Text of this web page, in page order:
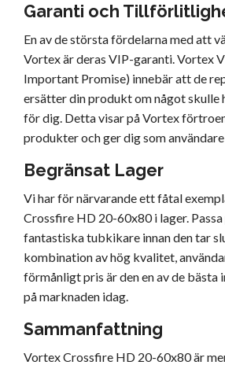
Garanti och
En av de största fördelarna med att
Vortex är deras VIP-garanti. Vortex
Important Promise) innebär att de
ersätter din produkt om något skulle
för dig. Detta visar på Vortex
produkter och ger dig som
Begränsat Lager
Vi har för närvarande ett fåtal
Crossfire HD 20-60x80 i lager.
fantastiska tubkikare innan den tar
kombination av hög kvalitet,
förmånligt pris är den en av de bästa
på marknaden idag.
Sammanfattning
Vortex Crossfire HD 20-60x80 är